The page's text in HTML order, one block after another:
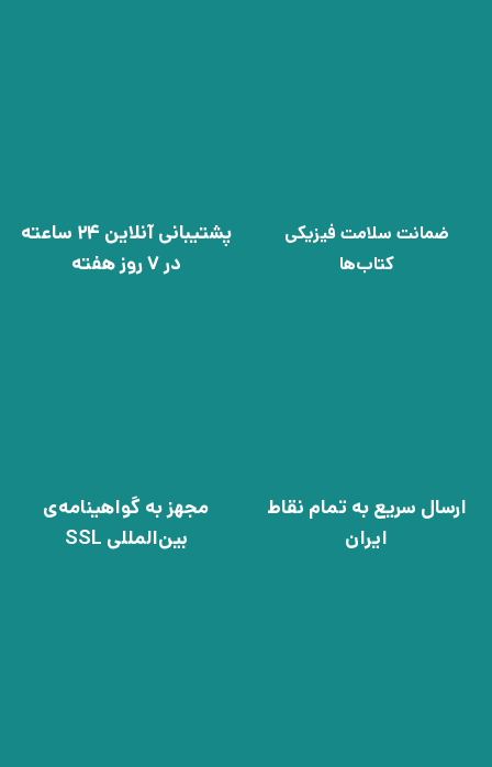
ضمانت سلامت فیزیکی
کتاب‌ها
پشتیبانی آنلاین 24 ساعته
در 7 روز هفته
ارسال سریع به تمام نقاط
ایران
مجهز به گواهینامه‌ی
بین‌المللی SSL